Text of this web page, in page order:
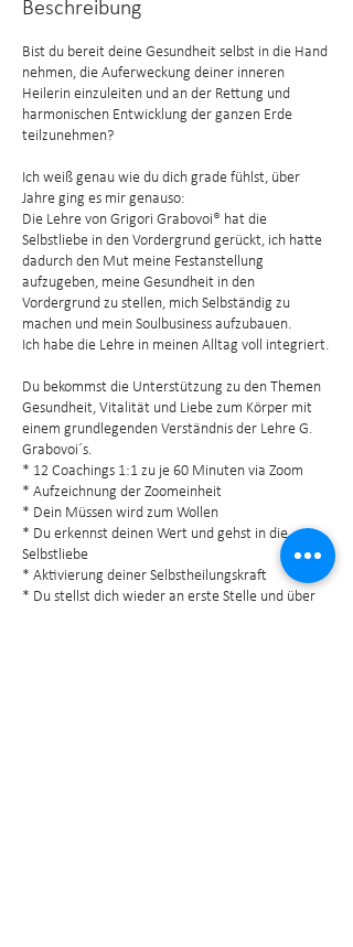
Beschreibung
Bist du bereit deine Gesundheit selbst in die Hand
nehmen, die Auferweckung deiner inneren
Heilerin einzuleiten und an der Rettung und
harmonischen Entwicklung der ganzen Erde
teilzunehmen?
Ich weiß genau wie du dich grade fühlst, über
Jahre ging es mir genauso:
Die Lehre von Grigori Grabovoi® hat die
Selbstliebe in den Vordergrund gerückt, ich hatte
dadurch den Mut meine Festanstellung
aufzugeben, meine Gesundheit in den
Vordergrund zu stellen, mich Selbständig zu
machen und mein Soulbusiness aufzubauen.
Ich habe die Lehre in meinen Alltag voll integriert.
Du bekommst die Unterstützung zu den Themen
Gesundheit, Vitalität und Liebe zum Körper mit
einem grundlegenden Verständnis der Lehre G.
Grabovoi´s.
* 12 Coachings 1:1 zu je 60 Minuten via Zoom
* Aufzeichnung der Zoomeinheit
* Dein Müssen wird zum Wollen
* Du erkennst deinen Wert und gehst in die
Selbstliebe
* Aktivierung deiner Selbstheilungskraft
* Du stellst dich wieder an erste Stelle und über